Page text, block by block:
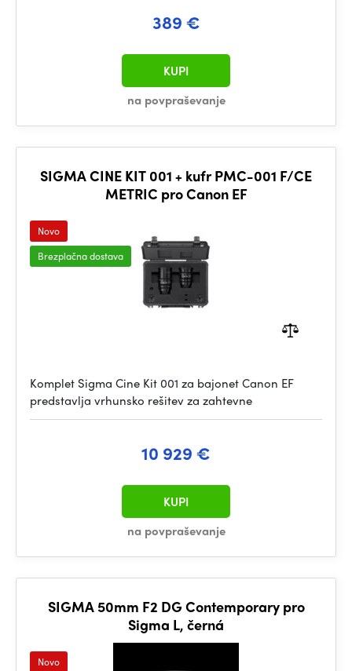
389 €
na povpraševanje
KUPI
SIGMA CINE KIT 001 + kufr PMC-001 F/CE
METRIC pro Canon EF
Novo
Brezplačna dostava
Komplet Sigma Cine Kit 001 za bajonet Canon EF
predstavlja vrhunsko rešitev za zahtevne
10 929 €
na povpraševanje
KUPI
SIGMA 50mm F2 DG Contemporary pro
Sigma L, černá
Novo